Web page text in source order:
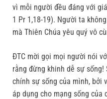
vì mỗi người đều đáng với
1 Pr 1,18-19). Người ta
mà Thiên Chúa yêu quý vô
ĐTC mời gọi mọi người nói
rằng đừng khinh dễ sự
chính sự sống của mình, bởi
áp dụng cho mạng sống